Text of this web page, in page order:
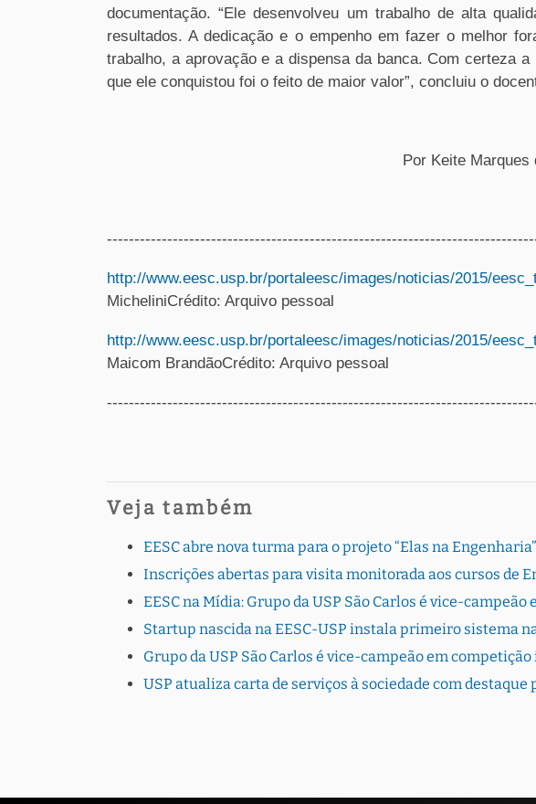
documentação. “Ele desenvolveu um trabalho de alta
resultados. A dedicação e o empenho em fazer o melhor
trabalho, a aprovação e a dispensa da banca. Com certeza
que ele conquistou foi o feito de maior valor”, concluiu o
Por Keite Marques
http://www.eesc.usp.br/portaleesc/images/noticias/2015/
MicheliniCrédito: Arquivo pessoal
http://www.eesc.usp.br/portaleesc/images/noticias/2015/
Maicom BrandãoCrédito: Arquivo pessoal
Veja também
EESC abre nova turma para o projeto “Elas na Engenharia”
Inscrições abertas para visita monitorada aos cursos de
EESC na Mídia: Grupo da USP São Carlos é vice-
Startup nascida na EESC-USP instala primeiro sistema
Grupo da USP São Carlos é vice-campeão em
USP atualiza carta de serviços à sociedade com